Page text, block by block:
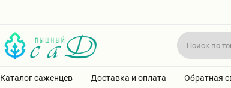
Каталог саженцев Доставка и оплата Обратная